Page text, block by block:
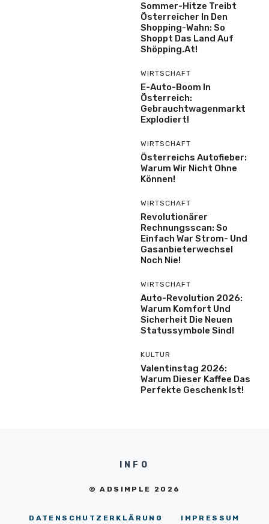
Sommer-Hitze Treibt
Österreicher In Den
Shopping-Wahn: So
Shoppt Das Land Auf
Shöpping.at!
WIRTSCHAFT
E-Auto-Boom In
Österreich:
Gebrauchtwagenmarkt
Explodiert!
WIRTSCHAFT
Österreichs Autofieber:
Warum Wir Nicht Ohne
Können!
WIRTSCHAFT
Revolutionärer
Rechnungsscan: So
Einfach War Strom- Und
Gasanbieterwechsel
Noch Nie!
WIRTSCHAFT
Auto-Revolution 2026:
Warum Komfort Und
Sicherheit Die Neuen
Statussymbole Sind!
KULTUR
Valentinstag 2026:
Warum Dieser Kaffee Das
Perfekte Geschenk Ist!
INFO
© ADSIMPLE 2026
DATENSCHUTZERKLÄRUNG IMPRESSUM